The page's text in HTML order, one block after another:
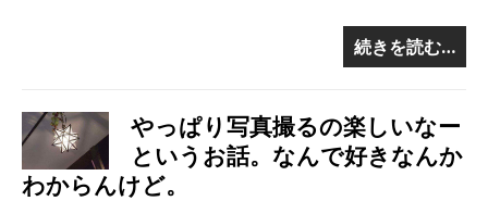
続きを読む…
やっぱり写真撮るの楽しいなー
というお話。なんで好きなんか
わからんけど。